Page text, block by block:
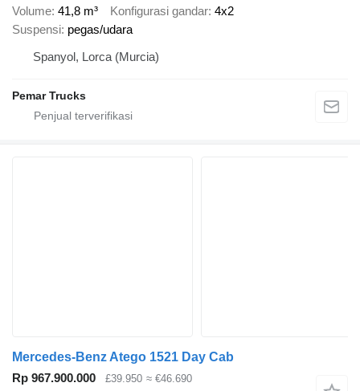
Volume 41,8 m³ Konfigurasi gandar 4x2
Suspensi pegas/udara
Spanyol, Lorca (Murcia)
Pemar Trucks
Mercedes-Benz Atego 1521 Day Cab
Rp 967.900.000
£39.950 ≈ €46.690